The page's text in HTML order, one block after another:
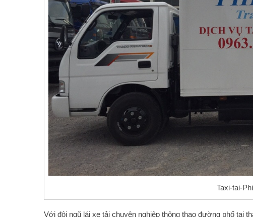
Taxi-tai-
Với đội ngũ lái xe tải chuyên nghiệp thông thạo đường phố tại